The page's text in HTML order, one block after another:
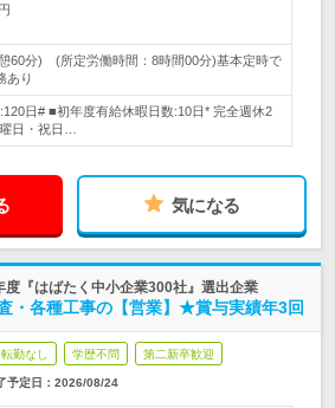
60分) (所定労働時間：8時間00分)基本定時で
あり
日# ■初年度有給休暇日数:10日* 完全週休2
日・祝日…
気になる
度『はばたく中小企業300社』選出企業
・各種工事の【営業】★賞与実績年3回
転勤なし 学歴不問 第二新卒歓迎
予定日： 2026/08/24